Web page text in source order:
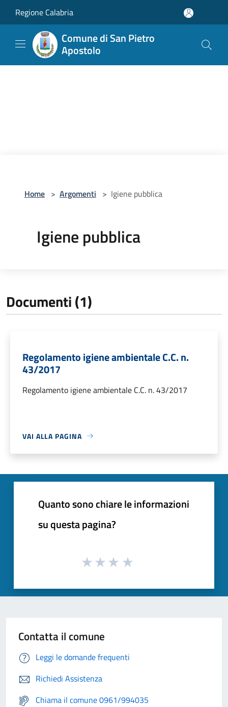
Regione Calabria
Comune di San Pietro
Apostolo
Home > Argomenti > Igiene pubblica
Igiene pubblica
Documenti (1)
Regolamento igiene ambientale C.C. n.
43/2017
Regolamento igiene ambientale C.C. n. 43/2017
VAI ALLA PAGINA
Quanto sono chiare le informazioni
su questa pagina?
Contatta il comune
Leggi le domande frequenti
Richiedi Assistenza
Chiama il comune 0961/994035